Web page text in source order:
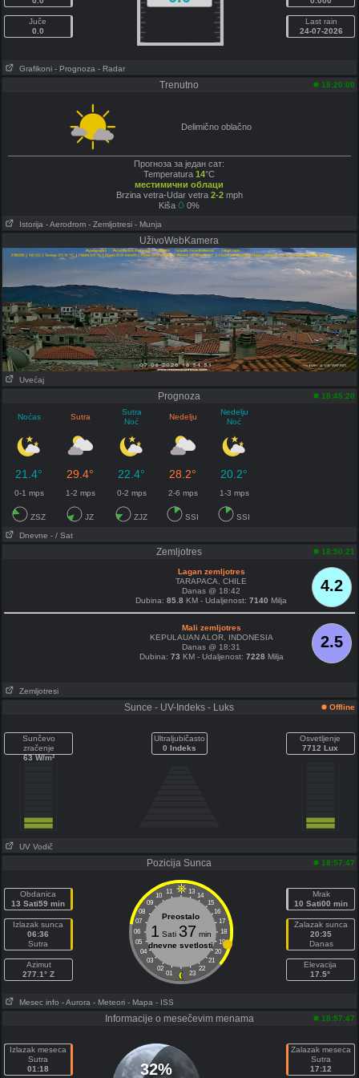
Juče
0.0
Last rain
24-07-2026
Grafikoni - Prognoza - Radar
Trenutno 18:20:00
Delimično oblačno
Прогноза за један сат:
Temperatura14°C
местимични облаци
Brzina vetra-Udar vetra 2-2mph
Kiša
0%
Istorija - Aerodrom - Zemljotresi - Munja
UživoWebKamera
Uvećaj
Prognoza 18:45:20
Noćas Sutra
Sutra
Noć
Nedelju
Nedelju
Noć
21.4° 29.4° 22.4° 28.2° 20.2°
0-1 mps 1-2 mps 0-2 mps 2-6 mps 1-3 mps
ZSZ JZ ZJZ SSI SSI
Dnevne - / Sat
Zemljotres 18:50:21
4.2
Lagan zemljotres
TARAPACA, CHILE
Danas @ 18:42
Dubina:85.8 KM - Udaljenost:7140 Milja
2.5
Mali zemljotres
KEPULAUAN ALOR, INDONESIA
Danas @ 18:31
Dubina: 73 KM - Udaljenost: 7228 Milja
Zemljotresi
Sunce - UV-Indeks - Luks Offline
Sunčevo
zračenje
63 W/m²
Ultraljubičasto
0 Indeks
Osvetljenje
7712 Lux
UV Vodič
Pozicija Sunca 18:57:47
Obdanica
13 Sati59 min
Izlazak sunca
06:36
Sutra
Azimut
277.1° Z
11 13
10
14
09
15
08
16
07
17
06
18
05
19
04
20
03
21
02
22
01 23
Preostalo
1 Sati 37 min
dnevne svetlosti
Mrak
10 Sati00 min
Zalazak sunca
20:35
Danas
Elevacija
17.5°
Mesec info - Aurora - Meteori - Mapa - ISS
Informacije o mesečevim menama 18:57:47
Izlazak meseca
Sutra
01:18
32%
Zalazak meseca
Sutra
17:12